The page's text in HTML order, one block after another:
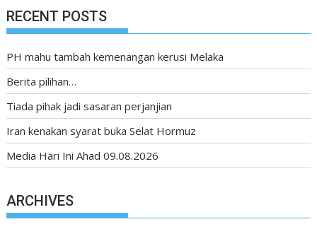
RECENT POSTS
PH mahu tambah kemenangan kerusi Melaka
Berita pilihan…
Tiada pihak jadi sasaran perjanjian
Iran kenakan syarat buka Selat Hormuz
Media Hari Ini Ahad 09.08.2026
ARCHIVES